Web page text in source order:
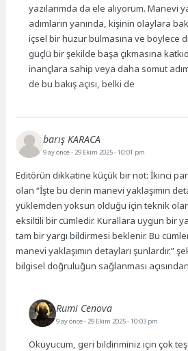
yazılarımda da ele alıyorum. Manevi
adımların yanında, kişinin olaylara
içsel bir huzur bulmasına ve böylece
güçlü bir şekilde başa çıkmasına
inançlara sahip veya daha somut
de bu bakış açısı, belki de
barış KARACA
9 ay önce- 29 Ekim 2025 - 10:01 pm
Editörün dikkatine küçük bir not: İkinci
olan “İşte bu derin manevi yaklaşımın
yüklemden yoksun olduğu için teknik
eksiltili bir cümledir. Kurallara uygun bir
tam bir yargı bildirmesi beklenir. Bu
manevi yaklaşımın detayları şunlardır.”
bilgisel doğruluğun sağlanması
Rumi Cenova
9 ay önce- 29 Ekim 2025 - 10:03 pm
Okuyucum, geri bildiriminiz için çok